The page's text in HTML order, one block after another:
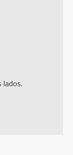
lados.